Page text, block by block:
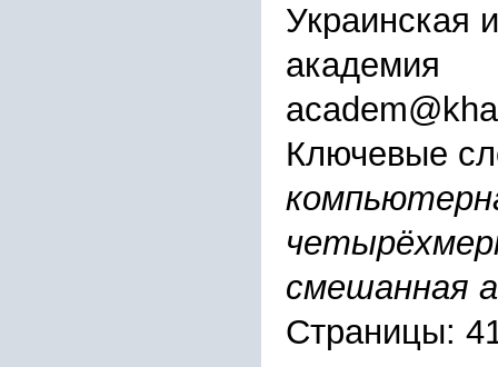
Украинская
академия
Ключевые
смешанная
Страницы: